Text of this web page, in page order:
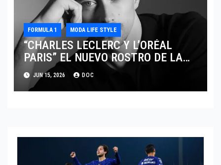
FORMULA 1 MODA LIFE STYLE
“CHARLES LECLERC Y L’ORÉAL
PARIS” EL NUEVO ROSTRO DE LA
EXCELENCIA Y LA MASCULINIDAD
MODERNA
JUN 15, 2026 DOC